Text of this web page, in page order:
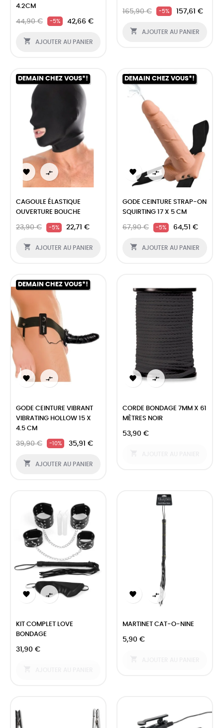
4.2CM
44,90 € -5% 42,66 €
 AJOUTER AU PANIER
165,90 € -5% 157,61 €
 AJOUTER AU PANIER
DEMAIN CHEZ VOUS*!
 
CAGOULE ÉLASTIQUE
OUVERTURE BOUCHE
23,90 € -5% 22,71 €
 AJOUTER AU PANIER
DEMAIN CHEZ VOUS*!
 
GODE CEINTURE STRAP-ON
SQUIRTING 17 X 5 CM
67,90 € -5% 64,51 €
 AJOUTER AU PANIER
DEMAIN CHEZ VOUS*!
 
GODE CEINTURE VIBRANT
VIBRATING HOLLOW 15 X
4.5 CM
39,90 € -10% 35,91 €
 AJOUTER AU PANIER
 
CORDE BONDAGE 7MM X 61
MÈTRES NOIR
53,90 €
 
KIT COMPLET LOVE
BONDAGE
31,90 €
 
MARTINET CAT-O-NINE
5,90 €